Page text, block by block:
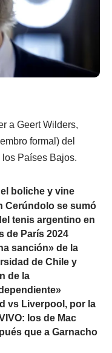
a Geert Wilders,
formal) del
Países Bajos.
boliche y vine
Cerúndolo se sumó
tenis argentino en
de París 2024
sanción» de la
de Chile y
de la
vs Liverpool, por la
los de Mac
que a Garnacho